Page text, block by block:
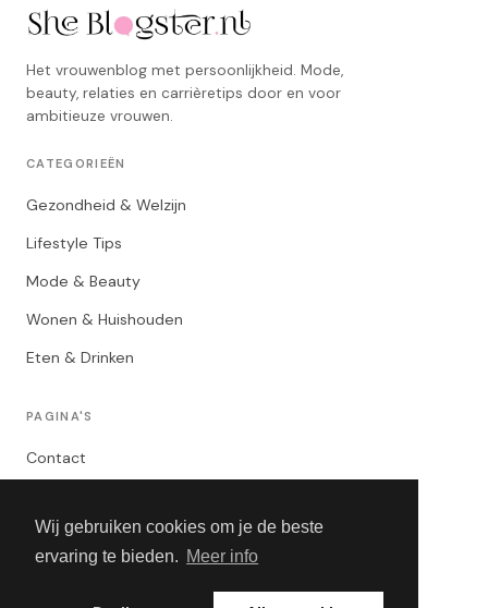
Wij gebruiken cookies om je de beste
ervaring te bieden. Meer info
Het vrouwenblog met persoonlijkheid. Mode,
beauty, relaties en carrièretips door en voor
ambitieuze vrouwen.
CATEGORIEËN
Gezondheid & Welzijn
Lifestyle Tips
Mode & Beauty
Wonen & Huishouden
Eten & Drinken
PAGINA'S
Contact
Algemene Voorwaarden
Adverteren